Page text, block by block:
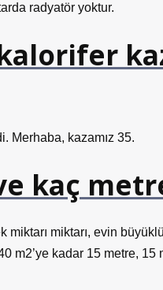
radyatör yoktur.
Merhaba, kazamız 35.
kaç
miktarı miktarı, evin
m2’ye kadar 15 metre,